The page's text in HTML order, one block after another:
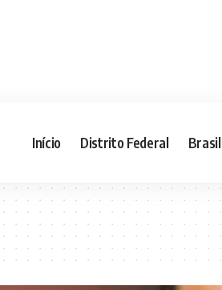
Início Distrito Federal Brasil